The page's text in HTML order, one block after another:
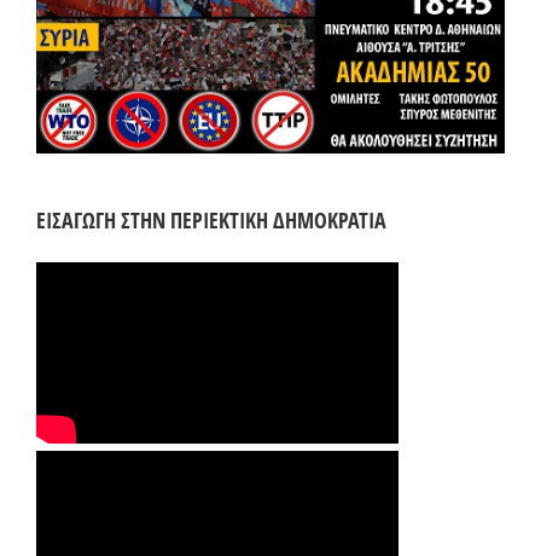
ΕΙΣΑΓΩΓΗ ΣΤΗΝ ΠΕΡΙΕΚΤΙΚΗ ΔΗΜΟΚΡΑΤΙΑ